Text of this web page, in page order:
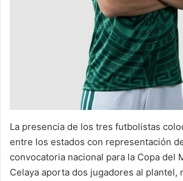
La presencia de los tres futbolistas
entre los estados con representación
convocatoria nacional para la Copa del
Celaya aporta dos jugadores al plantel,